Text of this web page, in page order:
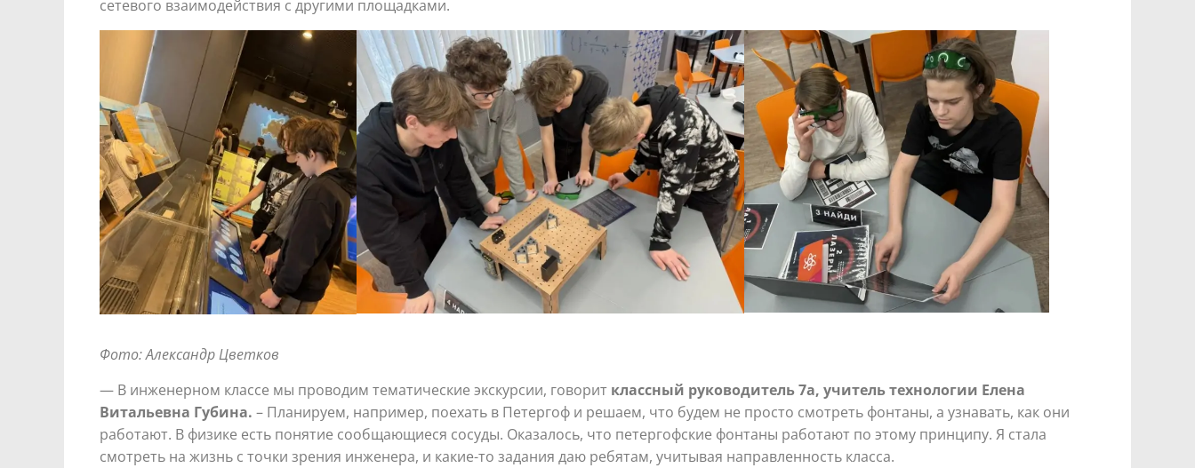
сетевого взаимодействия с другими площадками.
Фото: Александр Цветков
— В инженерном классе мы проводим тематические экскурсии, говорит классный руководитель 7а, учитель технологии Елена
Витальевна Губина. – Планируем, например, поехать в Петергоф и решаем, что будем не просто смотреть фонтаны, а узнавать, как они
работают. В физике есть понятие сообщающиеся сосуды. Оказалось, что петергофские фонтаны работают по этому принципу. Я стала
смотреть на жизнь с точки зрения инженера, и какие-то задания даю ребятам, учитывая направленность класса.